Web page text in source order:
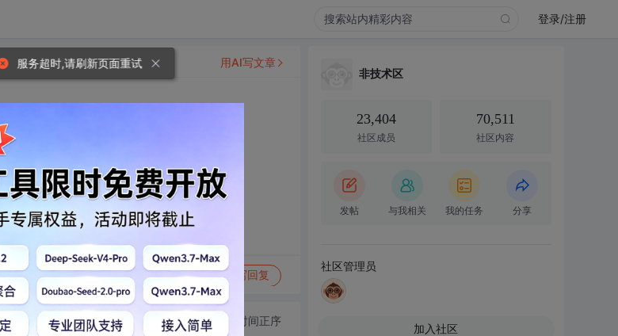
登录/注册
举报 写回复
用AI写文章
切换为时间正序
非技术区
23,404
社区成员
70,511
社区内容
发帖 与我相关 我的任务 分享
社区管理员
加入社区
服务超时,请刷新页面重试